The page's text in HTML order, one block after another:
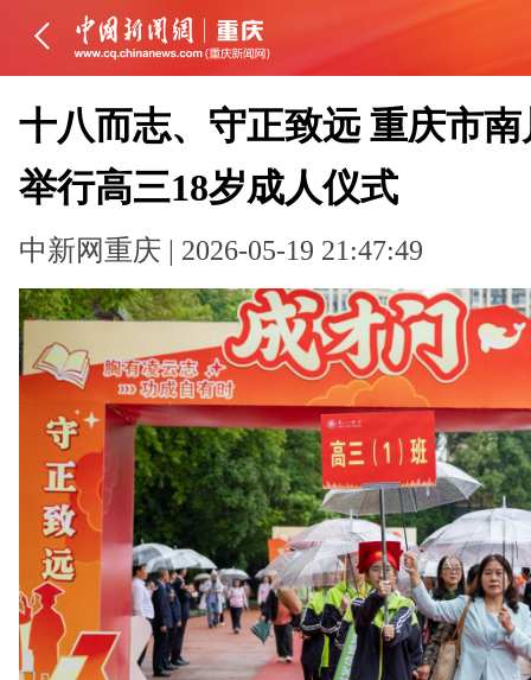
十八而志、守正致远 重庆市
举行高三18岁成人仪式
中新网重庆 | 2026-05-19 21:47:49